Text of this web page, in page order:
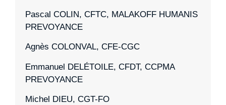
Pascal COLIN, CFTC, MALAKOFF HUMANIS
PREVOYANCE
Agnès COLONVAL, CFE-CGC
Emmanuel DELÉTOILE, CFDT, CCPMA
PREVOYANCE
Michel DIEU, CGT-FO